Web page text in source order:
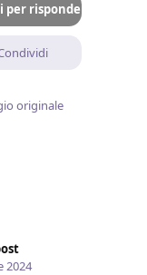
per rispondere
originale
2024